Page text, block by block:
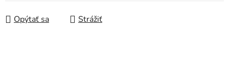
Opýtať sa Strážiť